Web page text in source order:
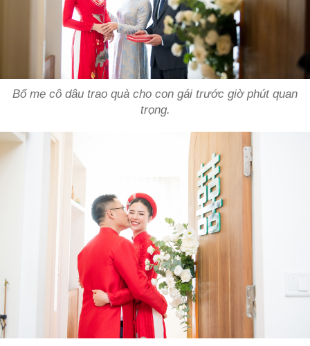
Bố mẹ cô dâu trao quà cho con gái trước giờ phút quan
trọng.